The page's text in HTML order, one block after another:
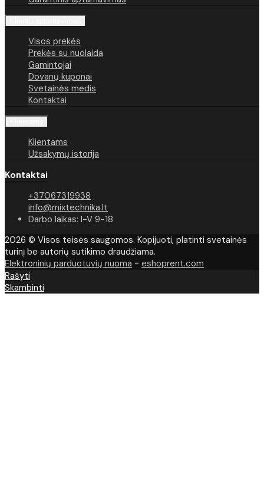
Visos prekės
Prekės su nuolaida
Gamintojai
Dovanų kuponai
Svetainės medis
Kontaktai
Klientams
Užsakymų istorija
Kontaktai
+37067319938
info@mixtechnika.lt
Darbo laikas: I-V 9-18
2026 © Visos teisės saugomos. Kopijuoti, platinti svetainės
turinį be autorių sutikimo draudžiama.
Elektroninių parduotuvių nuoma - eshoprent.com
Rašyti
Skambinti